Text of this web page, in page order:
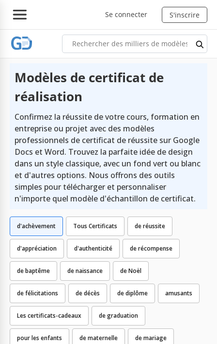
Se connecter S'inscrire
Modèles de certificat de
réalisation
Confirmez la réussite de votre cours, formation en
entreprise ou projet avec des modèles
professionnels de certificat de réussite sur Google
Docs et Word. Trouvez la parfaite idée de design
dans un style classique, avec un fond vert ou blanc
et d'autres options. Nous offrons des outils
simples pour télécharger et personnaliser
n'importe quel modèle d'échantillon de certificat.
Tous Certificats de réussite
d'appréciation d'authenticité de récompense
de baptême de naissance de Noël
d'achèvement
de félicitations de décès de diplôme amusants
Les certificats-cadeaux de graduation
pour les enfants de maternelle de mariage